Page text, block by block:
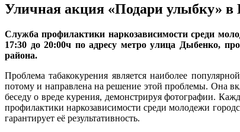
Уличная акция «Подари улыбку» в
Служба профилактики наркозависимости среди
17:30 до 20:00ч по адресу метро улица Дыбенко,
района.
Проблема табакокурения является наиболее
потому и направлена на решение этой проблемы. Она
беседу о вреде курения, демонстрируя фотографии.
профилактики наркозависимости среди молодежи
гарантирует её результативность.